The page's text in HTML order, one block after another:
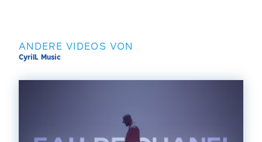
ANDERE VIDEOS VON
CyrilL Music